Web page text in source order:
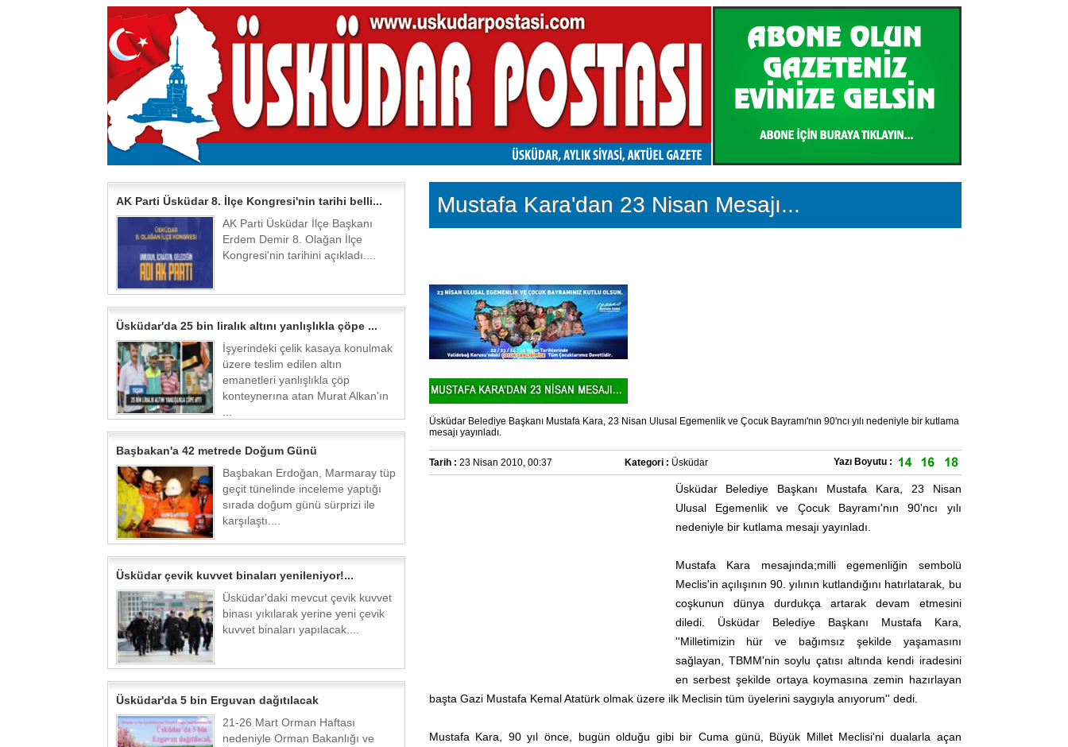
AK Parti Üsküdar 8. İlçe Kongresi'nin tarihi belli...
AK Parti Üsküdar İlçe Başkanı
Erdem Demir 8. Olağan İlçe
Kongresi'nin tarihini açıkladı....
Üsküdar'da 25 bin liralık altını yanlışlıkla çöpe ...
İşyerindeki çelik kasaya konulmak
üzere teslim edilen altın
emanetleri yanlışlıkla çöp
konteynerına atan Murat Alkan'ın
Başbakan'a 42 metrede Doğum Günü
Başbakan Erdoğan, Marmaray tüp
geçit tünelinde inceleme yaptığı
sırada doğum günü sürprizi ile
karşılaştı....
Üsküdar çevik kuvvet binaları yenileniyor!...
Üsküdar'daki mevcut çevik kuvvet
binası yıkılarak yerine yeni çevik
kuvvet binaları yapılacak....
Üsküdar'da 5 bin Erguvan dağıtılacak
21-26 Mart Orman Haftası
nedeniyle Orman Bakanlığı ve
Mustafa Kara'dan 23 Nisan Mesajı...
Üsküdar Belediye Başkanı Mustafa Kara, 23 Nisan Ulusal Egemenlik ve Çocuk Bayramı'nın 90'ncı yılı nedeniyle bir kutlama
mesajı yayınladı.
Tarih : 23 Nisan 2010, 00:37 Kategori : Üsküdar Yazı Boyutu :
Üsküdar Belediye Başkanı Mustafa Kara, 23 Nisan
Ulusal Egemenlik ve Çocuk Bayramı'nın 90'ncı yılı
nedeniyle bir kutlama mesajı yayınladı.
Mustafa Kara mesajında;milli egemenliğin sembolü
Meclis'in açılışının 90. yılının kutlandığını hatırlatarak, bu
coşkunun dünya durdukça artarak devam etmesini
diledi. Üsküdar Belediye Başkanı Mustafa Kara,
''Milletimizin hür ve bağımsız şekilde yaşamasını
sağlayan, TBMM'nin soylu çatısı altında kendi iradesini
en serbest şekilde ortaya koymasına zemin hazırlayan
başta Gazi Mustafa Kemal Atatürk olmak üzere ilk Meclisin tüm üyelerini saygıyla anıyorum'' dedi.
Mustafa Kara, 90 yıl önce, bugün olduğu gibi bir Cuma günü, Büyük Millet Meclisi'ni dualarla açan